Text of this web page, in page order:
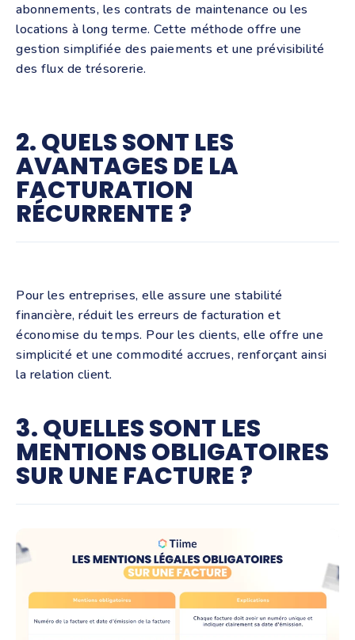
abonnements, les contrats de maintenance ou les
locations à long terme. Cette méthode offre une
gestion simplifiée des paiements et une prévisibilité
des flux de trésorerie.
2. QUELS SONT LES
AVANTAGES DE LA
FACTURATION
RÉCURRENTE ?
Pour les entreprises, elle assure une stabilité
financière, réduit les erreurs de facturation et
économise du temps. Pour les clients, elle offre une
simplicité et une commodité accrues, renforçant ainsi
la relation client.
3. QUELLES SONT LES
MENTIONS OBLIGATOIRES
SUR UNE FACTURE ?